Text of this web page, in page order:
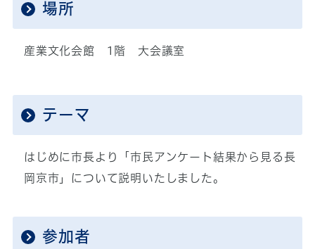
場所
産業文化会館 1階 大会議室
テーマ
はじめに市長より「市民アンケート結果から見る長
岡京市」について説明いたしました。
参加者